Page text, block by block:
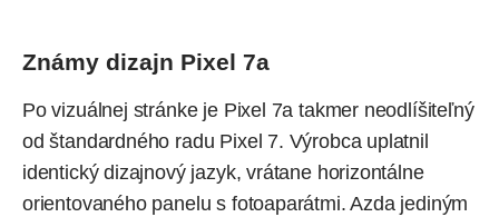
Známy dizajn Pixel 7a
Po vizuálnej stránke je Pixel 7a takmer neodlíšiteľný
od štandardného radu Pixel 7. Výrobca uplatnil
identický dizajnový jazyk, vrátane horizontálne
orientovaného panelu s fotoaparátmi. Azda jediným